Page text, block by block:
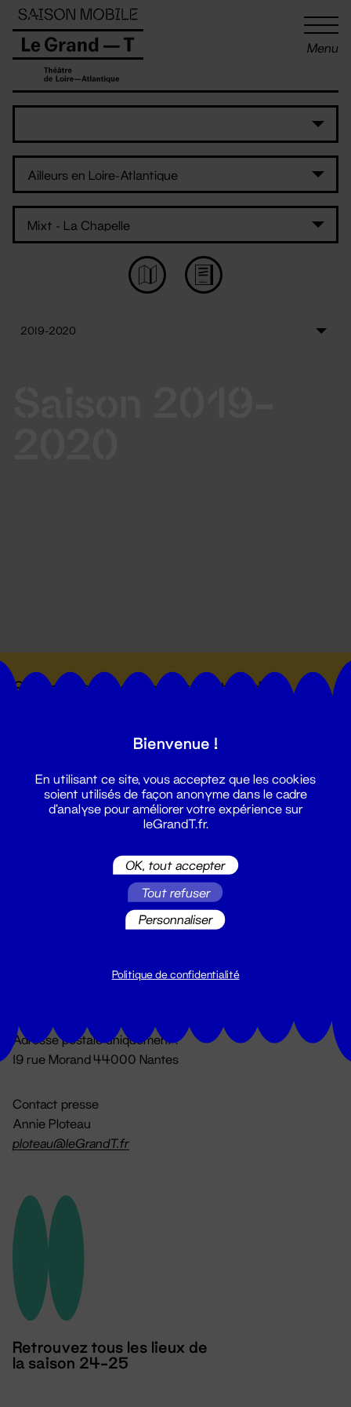
Menu
Suivez toutes les actualités du
Du lundi au vendredi 14h → 18h
Adresse postale uniquement :
19 rue Morand 44000 Nantes
Contact presse
Annie Ploteau
ploteau@leGrandT.fr
Retrouvez tous les lieux de
la saison 24-25
Panneau de gestion des cookies
Bienvenue !
En utilisant ce site, vous acceptez que les cookies
soient utilisés de façon anonyme dans le cadre
d'analyse pour améliorer votre expérience sur
leGrandT.fr.
OK, tout accepter
Tout refuser
Personnaliser
Politique de confidentialité